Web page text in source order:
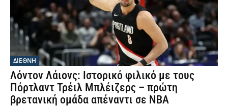
ΔΙΕΘΝΗ
Λόντον Λάιονς: Ιστορικό φιλικό με τους
Πόρτλαντ Τρέιλ Μπλέιζερς – πρώτη
βρετανική ομάδα απέναντι σε NBA